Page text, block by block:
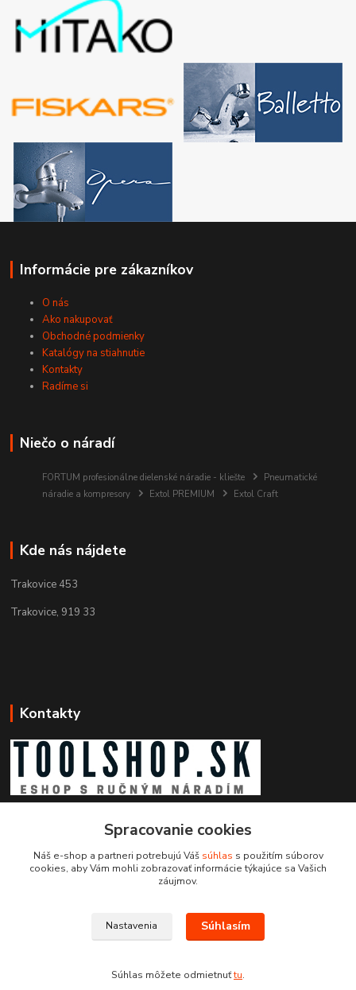
Informácie pre zákazníkov
O nás
Ako nakupovať
Obchodné podmienky
Katalógy na stiahnutie
Kontakty
Radíme si
Niečo o náradí
FORTUM profesionálne dielenské náradie - kliešte
Pneumatické
náradie a kompresory
Extol PREMIUM Extol Craft
Kde nás nájdete
Trakovice 453
Trakovice, 919 33
Kontakty
+421 903 204 273
info@toolshop.sk
Spracovanie cookies
Náš e-shop a partneri potrebujú Váš súhlas s použitím súborov
cookies, aby Vám mohli zobrazovať informácie týkajúce sa Vašich
záujmov.
Nastavenia Súhlasím
Súhlas môžete odmietnuťtu.